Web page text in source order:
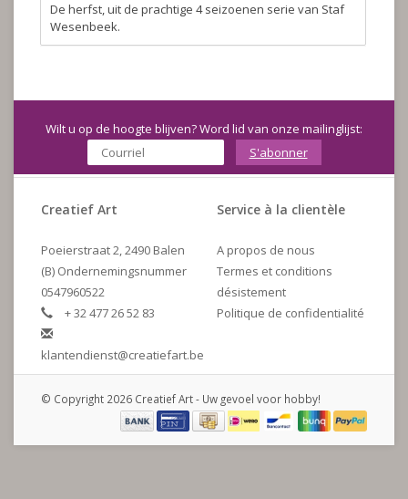
De herfst, uit de prachtige 4 seizoenen serie van Staf
Wesenbeek.
Wilt u op de hoogte blijven? Word lid van onze mailinglijst:
S'abonner
Creatief Art
Poeierstraat 2, 2490 Balen
(B) Ondernemingsnummer
0547960522
+ 32 477 26 52 83
klantendienst@creatiefart.be
Service à la clientèle
A propos de nous
Termes et conditions
désistement
Politique de confidentialité
© Copyright 2026 Creatief Art - Uw gevoel voor hobby!